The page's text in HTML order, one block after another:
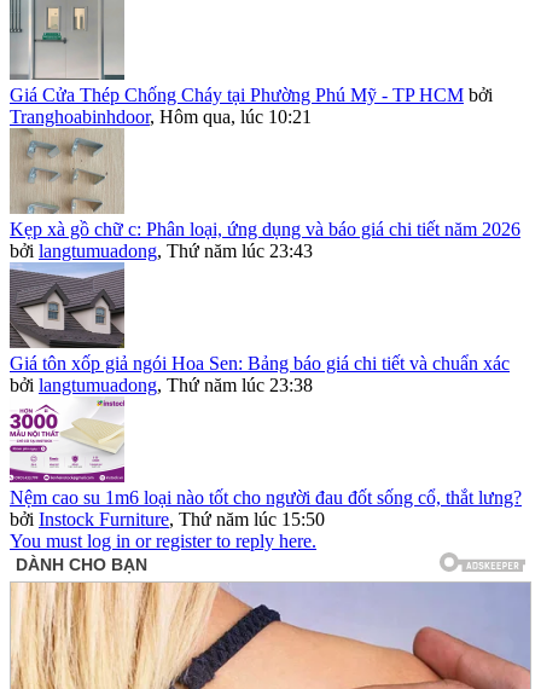
Giá Cửa Thép Chống Cháy tại Phường Phú Mỹ - TP HCM bởi
Tranghoabinhdoor, Hôm qua, lúc 10:21
Kẹp xà gồ chữ c: Phân loại, ứng dụng và báo giá chi tiết năm 2026
bởi langtumuadong, Thứ năm lúc 23:43
Giá tôn xốp giả ngói Hoa Sen: Bảng báo giá chi tiết và chuẩn xác
bởi langtumuadong, Thứ năm lúc 23:38
Nệm cao su 1m6 loại nào tốt cho người đau đốt sống cổ, thắt lưng?
bởi Instock Furniture, Thứ năm lúc 15:50
You must log in or register to reply here.